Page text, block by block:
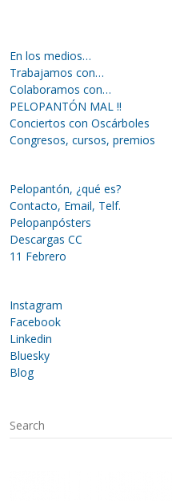
En los medios…
Trabajamos con…
Colaboramos con…
PELOPANTÓN MAL !!
Conciertos con Oscárboles
Congresos, cursos, premios
Pelopantón, ¿qué es?
Contacto, Email, Telf.
Pelopanpósters
Descargas CC
11 Febrero
Instagram
Facebook
Linkedin
Bluesky
Blog
S
e